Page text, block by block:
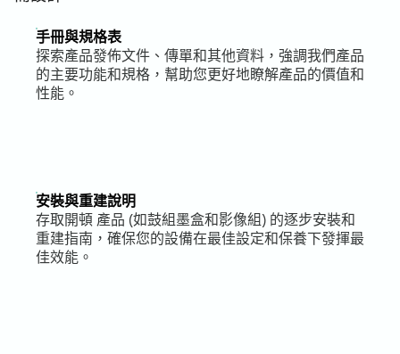
手冊與規格表
探索產品發佈文件、傳單和其他資料，強調我們產品
的主要功能和規格，幫助您更好地瞭解產品的價值和
性能。
安裝與重建說明
存取開頓 產品 (如鼓組墨盒和影像組) 的逐步安裝和
重建指南，確保您的設備在最佳設定和保養下發揮最
佳效能。